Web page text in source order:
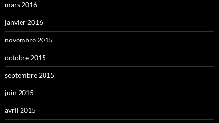
mars 2016
janvier 2016
novembre 2015
octobre 2015
septembre 2015
juin 2015
avril 2015